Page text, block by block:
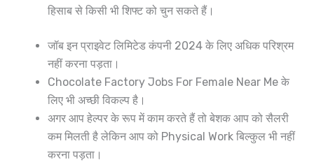
हिसाब से किसी भी शिफ्ट को चुन सकते हैं।
जॉब इन प्राइवेट लिमिटेड कंपनी 2024 के लिए अधिक परिश्रम
नहीं करना पड़ता।
Chocolate Factory Jobs For Female Near Me के
लिए भी अच्छी विकल्प है।
अगर आप हेल्पर के रूप में काम करते हैं तो बेशक आप को सैलरी
कम मिलती है लेकिन आप को Physical Work बिल्कुल भी नहीं
करना पड़ता।